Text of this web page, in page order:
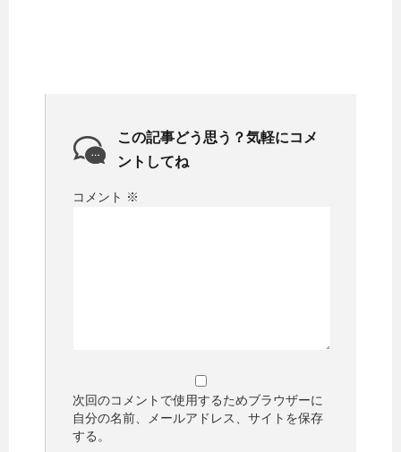
この記事どう思う？気軽にコメ
ントしてね
コメント ※
次回のコメントで使用するためブラウザーに
自分の名前、メールアドレス、サイトを保存
する。